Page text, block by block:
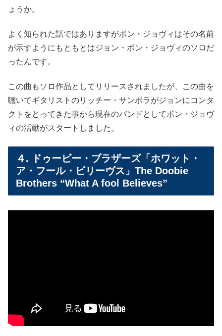
ょうか。
よく知られた話ではありますがボン・ジョヴィはその名前
が示すようにもともとはジョン・ボン・ジョヴィのソロだ
ったんです。
この曲もソロ作品としてリリースされましたが、この曲を
聴いてギタリストのリッチー・サンボラがジョンにコンタ
クトをとってきた事から現在のバンドとしてボン・ジョヴ
ィの活動がスタートしました。
４. ドゥービー・ブラザーズ「ホワット・
ア・フール・ビリーヴス」The Doobie
Brothers “What A fool Believes”